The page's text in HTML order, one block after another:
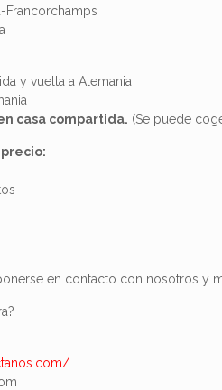
Francorchamps
y vuelta a Alemania
casa compartida. (Se puede
en contacto con nosotros y